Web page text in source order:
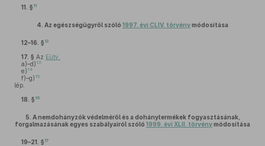
11. § 11
4. Az egészségügyről szóló 1997. évi CLIV. törvénymódosítása
12–16. § 12
17. § Az Eütv.
a)–d) 13
e) 14
f)–g) 15
lép.
18. § 16
5. A nemdohányzók védelméről és a dohánytermékek fogyasztásának,
forgalmazásának egyes szabályairól szóló 1999. évi XLII. törvénymódosítása
19–21. § 17